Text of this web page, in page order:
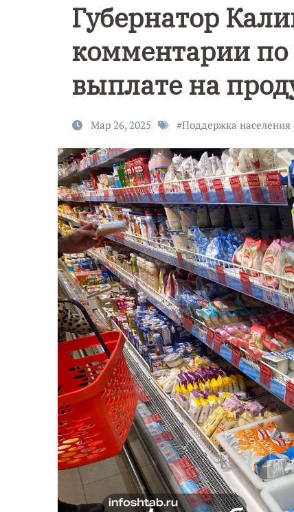
Губернатор
комментарии
выплате на
Мар 26, 2025 #Поддержка населения
9 Мая —
Победы!
АФИША